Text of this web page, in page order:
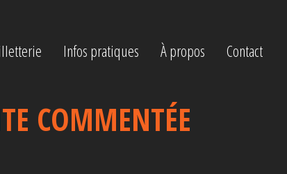
Infos pratiques À propos Contact
COMMENTÉE